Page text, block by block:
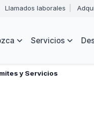
Llamados laborales
Servicios
y Servicios